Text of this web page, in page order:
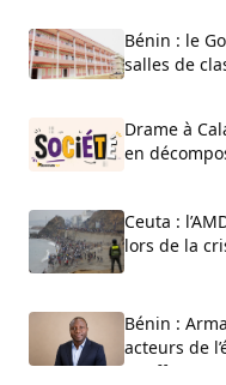
Bénin : le
salles de
Drame à
en
Ceuta :
lors de la
Bénin :
acteurs de
Couffo